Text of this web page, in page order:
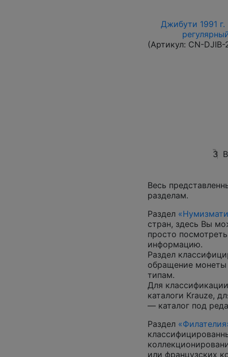
Джибути 1991
(Артикул: CN-DJIB-
3
Весь
разделам.
Раздел
стран, здесь Вы
просто
информацию.
Раздел
обращение
типам.
Для
каталоги Krauze,
— каталог под
Раздел
или французских